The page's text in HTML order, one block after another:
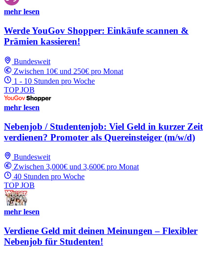
mehr lesen
Werde YouGov Shopper: Einkäufe scannen &
Prämien kassieren!
Bundesweit
Zwischen 10€ und 250€ pro Monat
1 - 10 Stunden pro Woche
TOP JOB
mehr lesen
Nebenjob / Studentenjob: Viel Geld in kurzer Zeit
verdienen? Promoter als Quereinsteiger (m/w/d)
Bundesweit
Zwischen 3,000€ und 3,600€ pro Monat
40 Stunden pro Woche
TOP JOB
mehr lesen
Verdiene Geld mit deinen Meinungen – Flexibler
Nebenjob für Studenten!